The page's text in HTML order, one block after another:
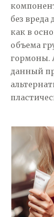
без вреда
как в
объема
гормоны.
данный